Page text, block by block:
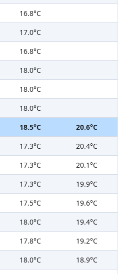
16.8°C
17.0°C
16.8°C
18.0°C
18.0°C
18.0°C
18.5°C
20.6°C
17.3°C
20.4°C
17.3°C
20.1°C
17.3°C
19.9°C
17.5°C
19.6°C
18.0°C
19.4°C
17.8°C
19.2°C
18.0°C 18.9°C